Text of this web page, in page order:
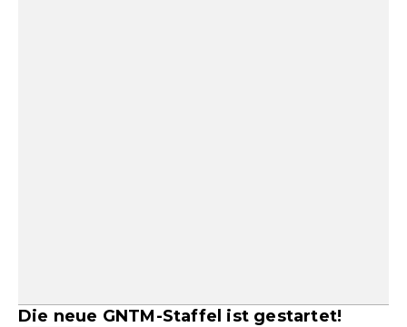
Die neue GNTM-Staffel ist gestartet!